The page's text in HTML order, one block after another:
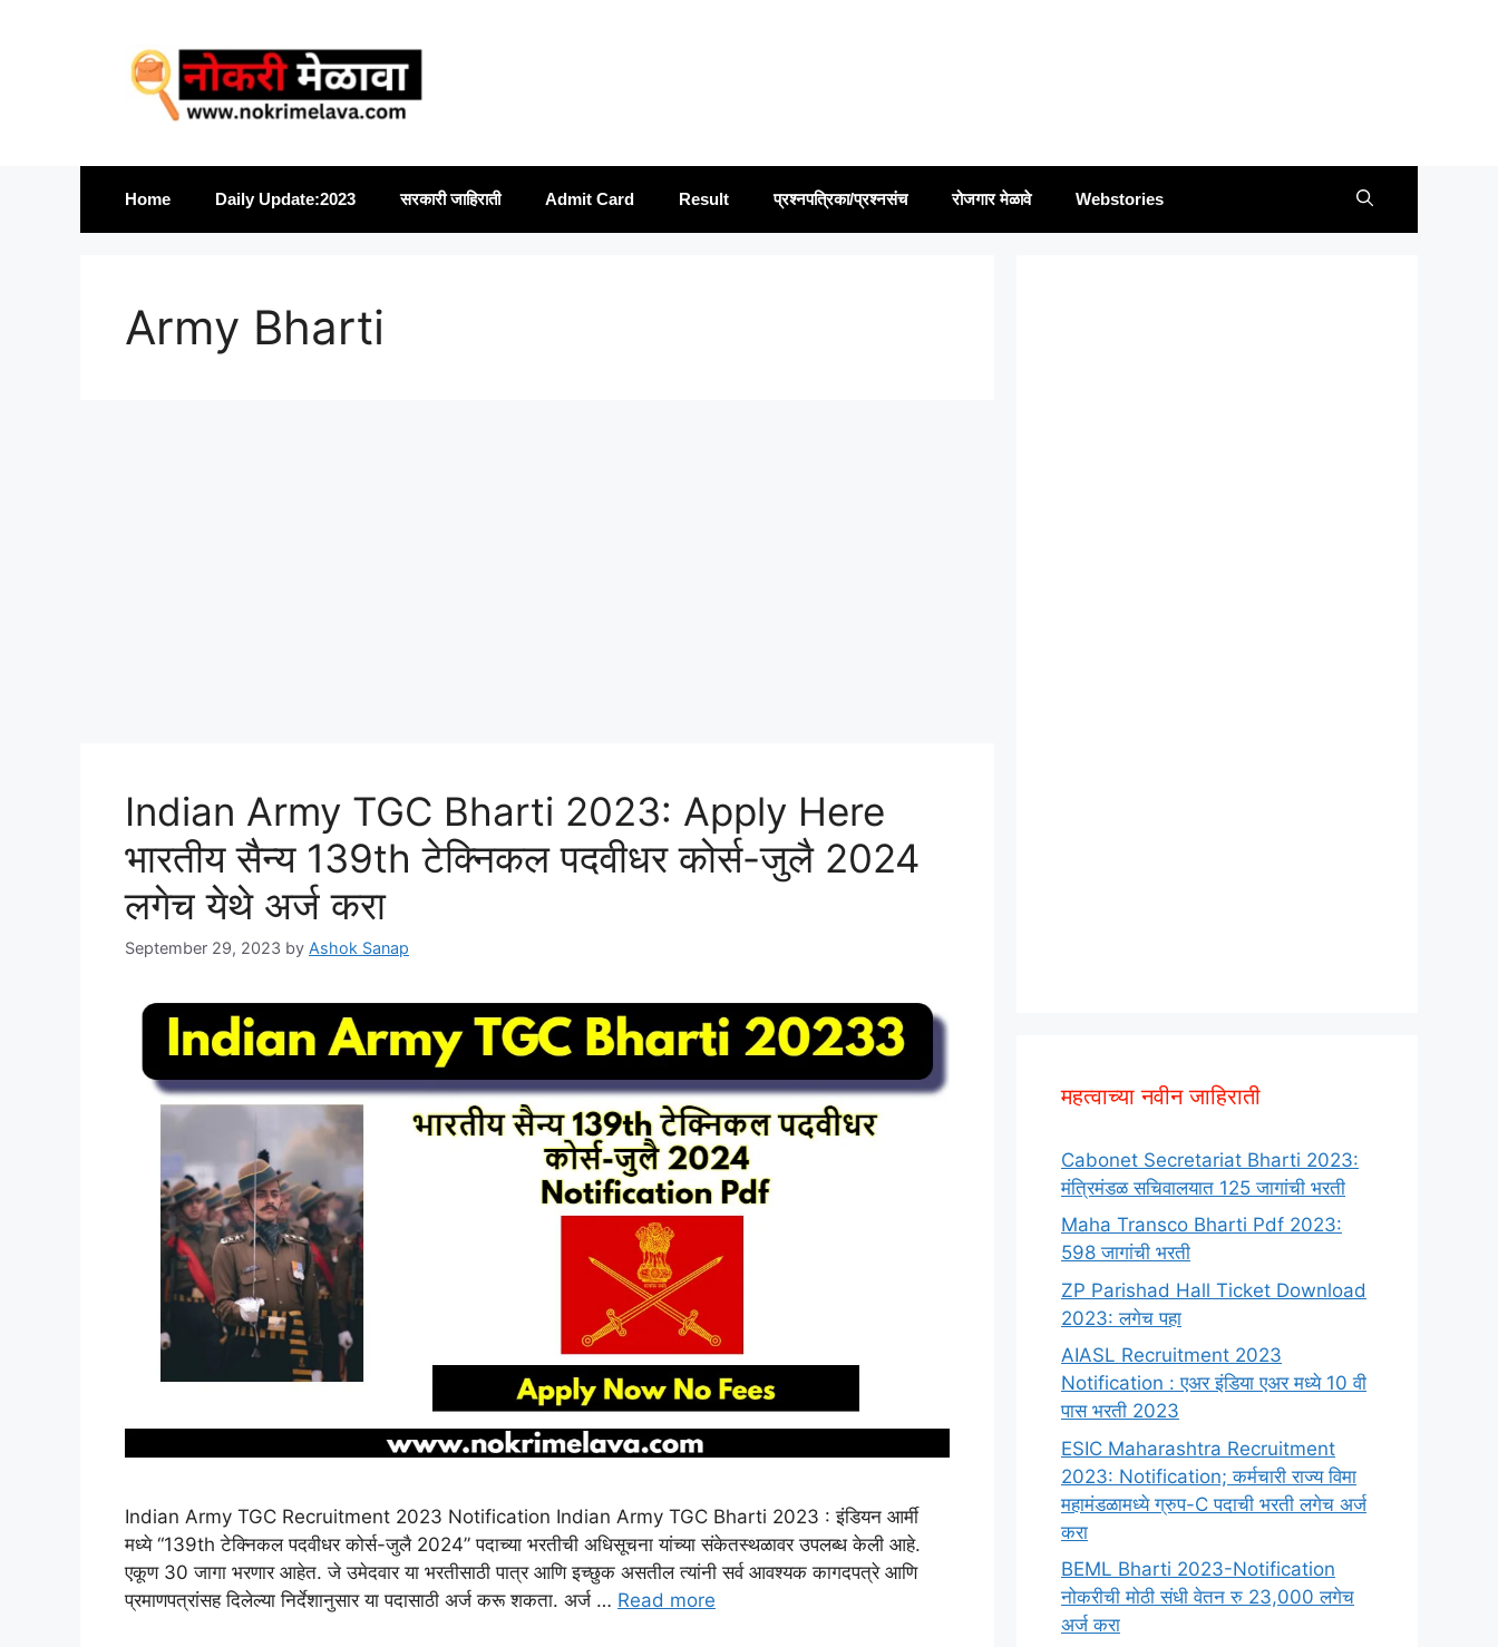
Home Daily Update:2023 सरकारी जाहिराती Admit Card Result प्रश्नपत्रिका/प्रश्नसंच रोजगार मेळावे Webstories
Army Bharti
Indian Army TGC Bharti 2023: Apply Here
भारतीय सैन्य 139th टेक्निकल पदवीधर कोर्स-जुलै 2024
लगेच येथे अर्ज करा
September 29, 2023 by Ashok Sanap
Indian Army TGC Recruitment 2023 Notification Indian Army TGC Bharti 2023 : इंडियन आर्मी
मध्ये “139th टेक्निकल पदवीधर कोर्स-जुलै 2024” पदाच्या भरतीची अधिसूचना यांच्या संकेतस्थळावर उपलब्ध केली आहे.
एकूण 30 जागा भरणार आहेत. जे उमेदवार या भरतीसाठी पात्र आणि इच्छुक असतील त्यांनी सर्व आवश्यक कागदपत्रे आणि
प्रमाणपत्रांसह दिलेल्या निर्देशानुसार या पदासाठी अर्ज करू शकता. अर्ज … Read more
महत्वाच्या नवीन जाहिराती
Cabonet Secretariat Bharti 2023:
मंत्रिमंडळ सचिवालयात 125 जागांची भरती
Maha Transco Bharti Pdf 2023:
598 जागांची भरती
ZP Parishad Hall Ticket Download
2023: लगेच पहा
AIASL Recruitment 2023
Notification : एअर इंडिया एअर मध्ये 10 वी
पास भरती 2023
ESIC Maharashtra Recruitment
2023: Notification; कर्मचारी राज्य विमा
महामंडळामध्ये ग्रुप-C पदाची भरती लगेच अर्ज
करा
BEML Bharti 2023-Notification
नोकरीची मोठी संधी वेतन रु 23,000 लगेच
अर्ज करा